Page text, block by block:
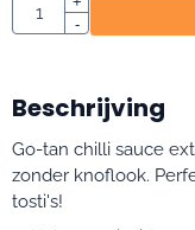
-
Beschrijving
Go-tan chilli sauce
zonder knoflook.
tosti's!